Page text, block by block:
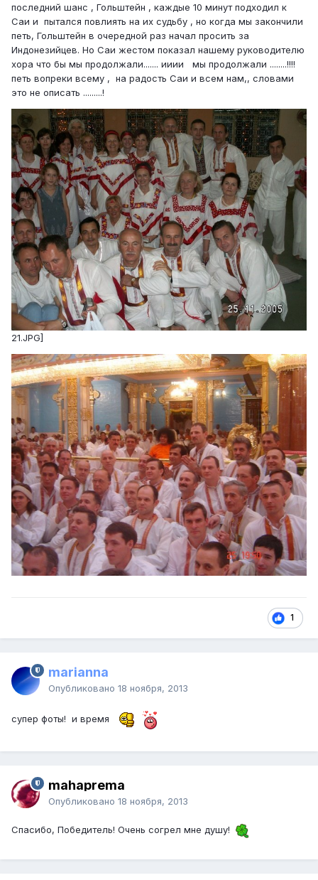
последний шанс , Гольштейн , каждые 10 минут подходил к
Саи и пытался повлиять на их судьбу , но когда мы закончили
петь, Гольштейн в очередной раз начал просить за
Индонезийцев. Но Саи жестом показал нашему руководителю
хора что бы мы продолжали....... ииии мы продолжали ........!!!!
петь вопреки всему , на радость Саи и всем нам,, словами
это не описать .........!
21.JPG]
1
marianna
Опубликовано 18 ноября, 2013
супер фоты! и время
mahaprema
Опубликовано 18 ноября, 2013
Спасибо, Победитель! Очень согрел мне душу!